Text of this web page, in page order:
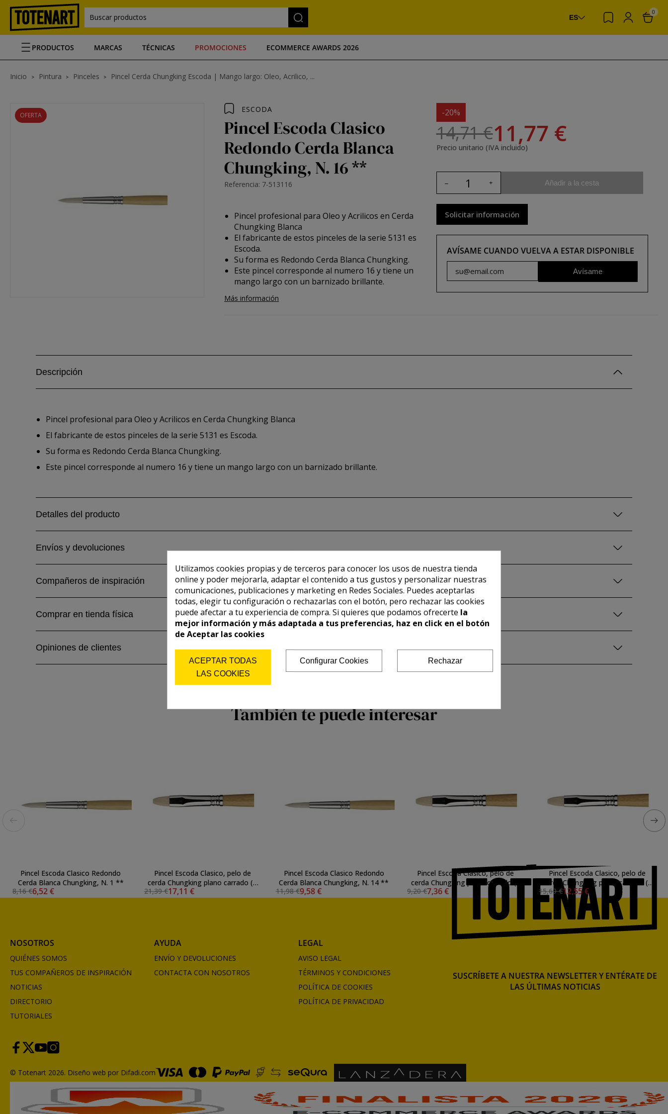
Buscar productos ES
0
PRODUCTOS MARCAS TÉCNICAS PROMOCIONES ECOMMERCE AWARDS 2026
Inicio Pintura Pinceles Pincel Cerda Chungking Escoda | Mango largo: Oleo, Acrilico, ...
OFERTA
ESCODA
Pincel Escoda Clasico
Redondo Cerda Blanca
Chungking, N. 16 **
Referencia: 7-513116
Pincel profesional para Oleo y Acrilicos en Cerda
Chungking Blanca
El fabricante de estos pinceles de la serie 5131 es
Escoda.
Su forma es Redondo Cerda Blanca Chungking.
Este pincel corresponde al numero 16 y tiene un
mango largo con un barnizado brillante.
Más información
-20%
14,71 €11,77 €
Precio unitario (IVA incluido)
Añadir a la cesta
Solicitar información
AVÍSAME CUANDO VUELVA A ESTAR DISPONIBLE
Avísame
Descripción
Pincel profesional para Oleo y Acrilicos en Cerda Chungking Blanca
El fabricante de estos pinceles de la serie 5131 es Escoda.
Su forma es Redondo Cerda Blanca Chungking.
Este pincel corresponde al numero 16 y tiene un mango largo con un barnizado brillante.
Detalles del producto
Envíos y devoluciones
Compañeros de inspiración
Comprar en tienda física
Opiniones de clientes
También te puede interesar
Pincel Escoda Clasico Redondo
Cerda Blanca Chungking, N. 1 **
8,16 €6,52 €
Pincel Escoda Clasico, pelo de
cerda Chungking plano carrado (n
22) **
21,39 €17,11 €
Pincel Escoda Clasico Redondo
Cerda Blanca Chungking, N. 14 **
11,98 €9,58 €
Pincel Escoda Clasico, pelo de
cerda Chungking plano carrado (n
9,20 €7,36 €
Pincel Escoda Clasico, pelo de
cerda Chungking plano carrado (n
18) **
15,69 €12,55 €
NOSOTROS
QUIÉNES SOMOS
TUS COMPAÑEROS DE INSPIRACIÓN
NOTICIAS
DIRECTORIO
TUTORIALES
AYUDA
ENVÍO Y DEVOLUCIONES
CONTACTA CON NOSOTROS
LEGAL
AVISO LEGAL
TÉRMINOS Y CONDICIONES
POLÍTICA DE COOKIES
POLÍTICA DE PRIVACIDAD
SUSCRÍBETE A NUESTRA NEWSLETTER Y ENTÉRATE DE
LAS ÚLTIMAS NOTICIAS
© Totenart 2026. Diseño web por Difadi.com
Utilizamos cookies propias y de terceros para conocer los usos de nuestra tienda
online y poder mejorarla, adaptar el contenido a tus gustos y personalizar nuestras
comunicaciones, publicaciones y marketing en Redes Sociales. Puedes aceptarlas
todas, elegir tu configuración o rechazarlas con el botón, pero rechazar las cookies
puede afectar a tu experiencia de compra. Si quieres que podamos ofrecerte la
mejor información y más adaptada a tus preferencias, haz en click en el botón
de Aceptar las cookies
ACEPTAR TODAS
LAS COOKIES
Configurar Cookies Rechazar